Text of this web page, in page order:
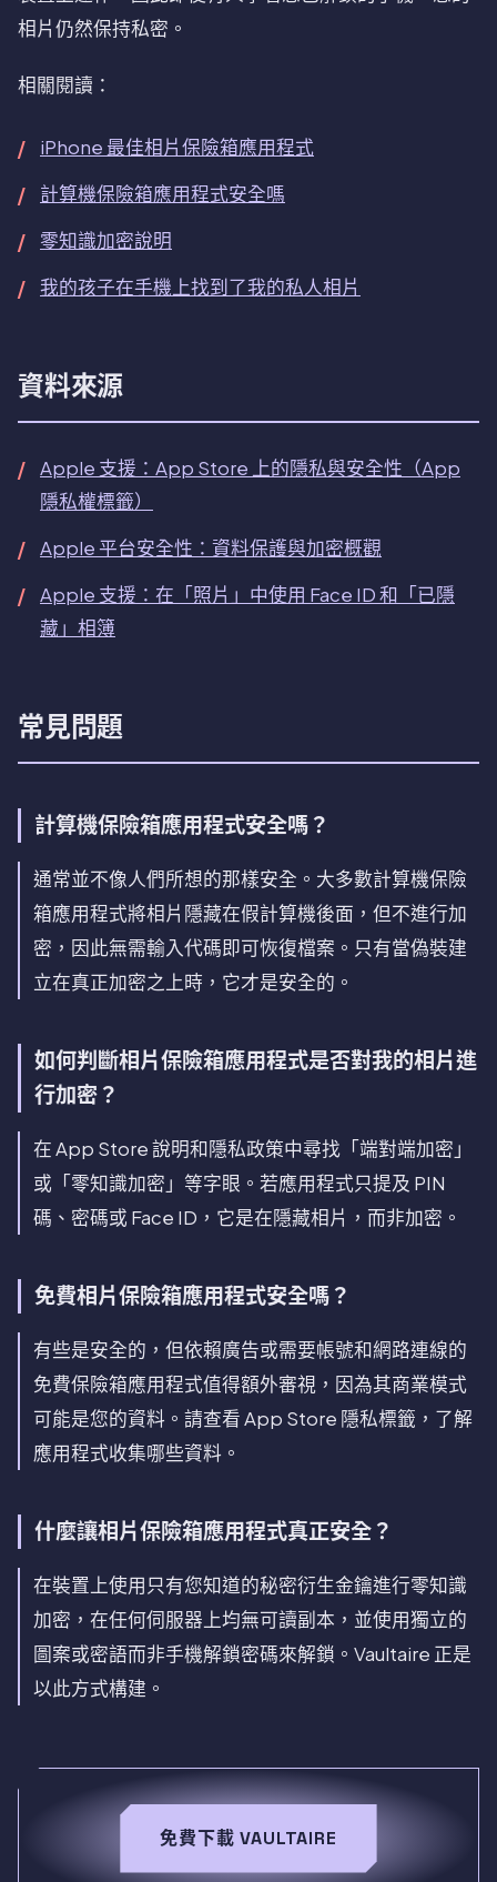
相片仍然保持私密。
相關閱讀：
iPhone 最佳相片保險箱應用程式
計算機保險箱應用程式安全嗎
零知識加密說明
我的孩子在手機上找到了我的私人相片
資料來源
Apple 支援：App Store 上的隱私與安全性（App
隱私權標籤）
Apple 平台安全性：資料保護與加密概觀
Apple 支援：在「照片」中使用 Face ID 和「已隱
藏」相簿
常見問題
計算機保險箱應用程式安全嗎？
通常並不像人們所想的那樣安全。大多數計算機保險
箱應用程式將相片隱藏在假計算機後面，但不進行加
密，因此無需輸入代碼即可恢復檔案。只有當偽裝建
立在真正加密之上時，它才是安全的。
如何判斷相片保險箱應用程式是否對我的相片進
行加密？
在 App Store 說明和隱私政策中尋找「端對端加密」
或「零知識加密」等字眼。若應用程式只提及 PIN
碼、密碼或 Face ID，它是在隱藏相片，而非加密。
免費相片保險箱應用程式安全嗎？
有些是安全的，但依賴廣告或需要帳號和網路連線的
免費保險箱應用程式值得額外審視，因為其商業模式
可能是您的資料。請查看 App Store 隱私標籤，了解
應用程式收集哪些資料。
什麼讓相片保險箱應用程式真正安全？
在裝置上使用只有您知道的秘密衍生金鑰進行零知識
加密，在任何伺服器上均無可讀副本，並使用獨立的
圖案或密語而非手機解鎖密碼來解鎖。Vaultaire 正是
以此方式構建。
免費下載 VAULTAIRE